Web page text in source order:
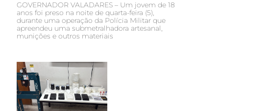
GOVERNADOR VALADARES – Um jovem de 18
anos foi preso na noite de quarta-feira (5),
durante uma operação da Polícia Militar que
apreendeu uma submetralhadora artesanal,
munições e outros materiais